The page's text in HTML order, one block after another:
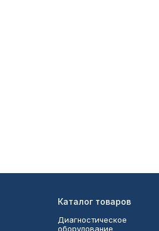
Каталог товаров
Диагностическое
оборудование